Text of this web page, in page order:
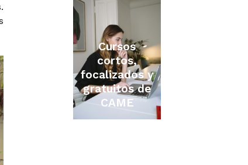
Cursos
cortos,
focalizados y
gratuitos de
CAME